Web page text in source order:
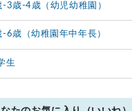
-3歳-4歳（幼児幼稚園）
-6歳（幼稚園年中年長）
生